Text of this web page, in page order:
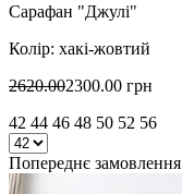
Сарафан "Джулі"
Колір: хакі-жовтий
2620.002300.00 грн
42 44 46 48 50 52 56
Попереднє замовлення